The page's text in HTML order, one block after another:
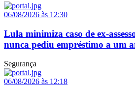
06/08/2026 às 12:30
Lula minimiza caso de ex-
nunca pediu empréstimo a um
Segurança
06/08/2026 às 12:18